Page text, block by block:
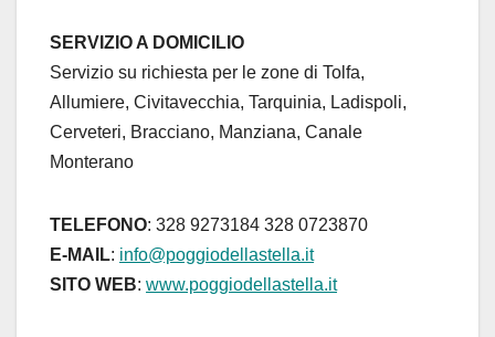
SERVIZIO A DOMICILIO
Servizio su richiesta per le zone di Tolfa,
Allumiere, Civitavecchia, Tarquinia, Ladispoli,
Cerveteri, Bracciano, Manziana, Canale
Monterano
TELEFONO: 328 9273184 328 0723870
E-MAIL: info@poggiodellastella.it
SITO WEB: www.poggiodellastella.it